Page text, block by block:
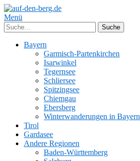
Menü
Bayern
Garmisch-Partenkirchen
Isarwinkel
Tegernsee
Schliersee
Spitzingsee
Chiemgau
Ebersberg
Winterwanderungen in Bayern
Tirol
Gardasee
Andere Regionen
Baden-Württemberg